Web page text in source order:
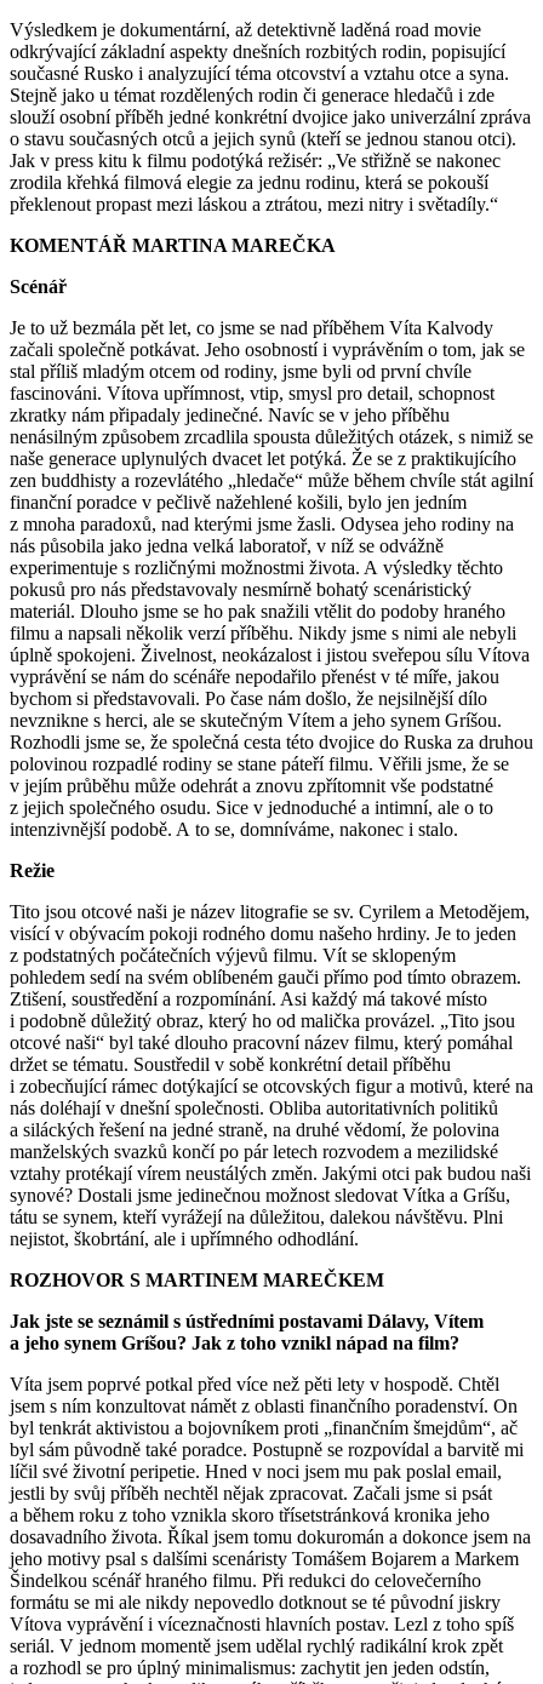
Výsledkem je dokumentární, až detektivně laděná road movie
odkrývající základní aspekty dnešních rozbitých rodin, popisující
současné Rusko i analyzující téma otcovství a vztahu otce a syna.
Stejně jako u témat rozdělených rodin či generace hledačů i zde
slouží osobní příběh jedné konkrétní dvojice jako univerzální zpráva
o stavu současných otců a jejich synů (kteří se jednou stanou otci).
Jak v press kitu k filmu podotýká režisér: „Ve střižně se nakonec
zrodila křehká filmová elegie za jednu rodinu, která se pokouší
překlenout propast mezi láskou a ztrátou, mezi nitry i světadíly.“
KOMENTÁŘ MARTINA MAREČKA
Scénář
Je to už bezmála pět let, co jsme se nad příběhem Víta Kalvody
začali společně potkávat. Jeho osobností i vyprávěním o tom, jak se
stal příliš mladým otcem od rodiny, jsme byli od první chvíle
fascinováni. Vítova upřímnost, vtip, smysl pro detail, schopnost
zkratky nám připadaly jedinečné. Navíc se v jeho příběhu
nenásilným způsobem zrcadlila spousta důležitých otázek, s nimiž se
naše generace uplynulých dvacet let potýká. Že se z praktikujícího
zen buddhisty a rozevlátého „hledače“ může během chvíle stát agilní
finanční poradce v pečlivě nažehlené košili, bylo jen jedním
z mnoha paradoxů, nad kterými jsme žasli. Odysea jeho rodiny na
nás působila jako jedna velká laboratoř, v níž se odvážně
experimentuje s rozličnými možnostmi života. A výsledky těchto
pokusů pro nás představovaly nesmírně bohatý scenáristický
materiál. Dlouho jsme se ho pak snažili vtělit do podoby hraného
filmu a napsali několik verzí příběhu. Nikdy jsme s nimi ale nebyli
úplně spokojeni. Živelnost, neokázalost i jistou sveřepou sílu Vítova
vyprávění se nám do scénáře nepodařilo přenést v té míře, jakou
bychom si představovali. Po čase nám došlo, že nejsilnější dílo
nevznikne s herci, ale se skutečným Vítem a jeho synem Gríšou.
Rozhodli jsme se, že společná cesta této dvojice do Ruska za druhou
polovinou rozpadlé rodiny se stane páteří filmu. Věřili jsme, že se
v jejím průběhu může odehrát a znovu zpřítomnit vše podstatné
z jejich společného osudu. Sice v jednoduché a intimní, ale o to
intenzivnější podobě. A to se, domníváme, nakonec i stalo.
Režie
Tito jsou otcové naši je název litografie se sv. Cyrilem a Metodějem,
visící v obývacím pokoji rodného domu našeho hrdiny. Je to jeden
z podstatných počátečních výjevů filmu. Vít se sklopeným
pohledem sedí na svém oblíbeném gauči přímo pod tímto obrazem.
Ztišení, soustředění a rozpomínání. Asi každý má takové místo
i podobně důležitý obraz, který ho od malička provázel. „Tito jsou
otcové naši“ byl také dlouho pracovní název filmu, který pomáhal
držet se tématu. Soustředil v sobě konkrétní detail příběhu
i zobecňující rámec dotýkající se otcovských figur a motivů, které na
nás doléhají v dnešní společnosti. Obliba autoritativních politiků
a siláckých řešení na jedné straně, na druhé vědomí, že polovina
manželských svazků končí po pár letech rozvodem a mezilidské
vztahy protékají vírem neustálých změn. Jakými otci pak budou naši
synové? Dostali jsme jedinečnou možnost sledovat Vítka a Gríšu,
tátu se synem, kteří vyrážejí na důležitou, dalekou návštěvu. Plni
nejistot, škobrtání, ale i upřímného odhodlání.
ROZHOVOR S MARTINEM MAREČKEM
Jak jste se seznámil s ústředními postavami Dálavy, Vítem
a jeho synem Gríšou? Jak z toho vznikl nápad na film?
Víta jsem poprvé potkal před více než pěti lety v hospodě. Chtěl
jsem s ním konzultovat námět z oblasti finančního poradenství. On
byl tenkrát aktivistou a bojovníkem proti „finančním šmejdům“, ač
byl sám původně také poradce. Postupně se rozpovídal a barvitě mi
líčil své životní peripetie. Hned v noci jsem mu pak poslal email,
jestli by svůj příběh nechtěl nějak zpracovat. Začali jsme si psát
a během roku z toho vznikla skoro třísetstránková kronika jeho
dosavadního života. Říkal jsem tomu dokuromán a dokonce jsem na
jeho motivy psal s dalšími scenáristy Tomášem Bojarem a Markem
Šindelkou scénář hraného filmu. Při redukci do celovečerního
formátu se mi ale nikdy nepovedlo dotknout se té původní jiskry
Vítova vyprávění i víceznačnosti hlavních postav. Lezl z toho spíš
seriál. V jednom momentě jsem udělal rychlý radikální krok zpět
a rozhodl se pro úplný minimalismus: zachytit jen jeden odstín,